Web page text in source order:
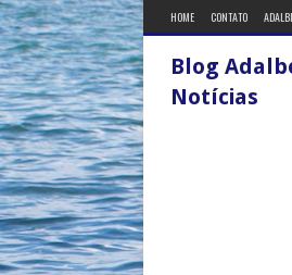
HOME CONTATO
Blog
Notícias